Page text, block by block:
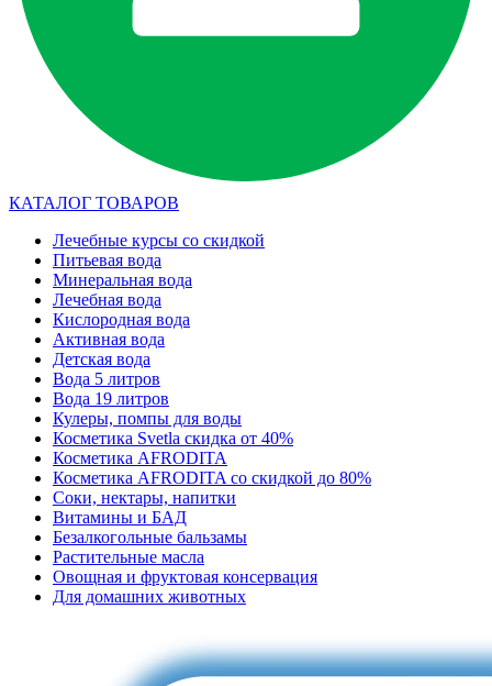
КАТАЛОГ ТОВАРОВ
Лечебные курсы со скидкой
Питьевая вода
Минеральная вода
Лечебная вода
Кислородная вода
Активная вода
Детская вода
Вода 5 литров
Вода 19 литров
Кулеры, помпы для воды
Косметика Svetla скидка от 40%
Косметика AFRODITA
Косметика AFRODITA со скидкой до 80%
Соки, нектары, напитки
Витамины и БАД
Безалкогольные бальзамы
Растительные масла
Овощная и фруктовая консервация
Для домашних животных